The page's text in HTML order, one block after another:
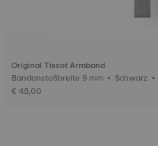
Original Tissot Armband
€ 45,00